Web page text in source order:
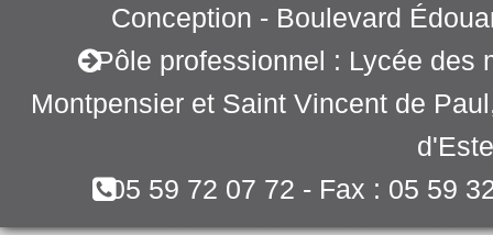
Conception - Boulevard
Pôle professionnel : Lycée des
Montpensier et Saint Vincent de
05 59 72 07 72 - Fax : 05 59